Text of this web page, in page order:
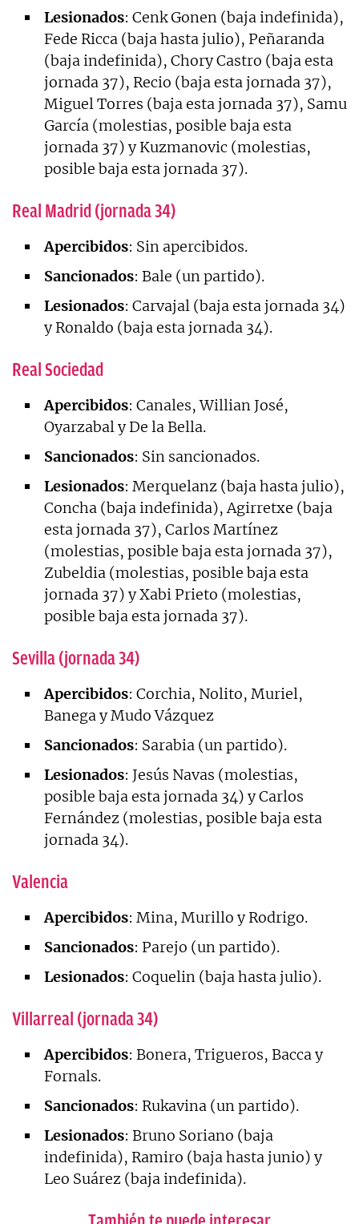
Lesionados: Cenk Gonen (baja indefinida),
Fede Ricca (baja hasta julio), Peñaranda
(baja indefinida), Chory Castro (baja esta
jornada 37), Recio (baja esta jornada 37),
Miguel Torres (baja esta jornada 37), Samu
García (molestias, posible baja esta
jornada 37) y Kuzmanovic (molestias,
posible baja esta jornada 37).
Real Madrid (jornada 34)
Apercibidos: Sin apercibidos.
Sancionados: Bale (un partido).
Lesionados: Carvajal (baja esta jornada 34)
y Ronaldo (baja esta jornada 34).
Real Sociedad
Apercibidos: Canales, Willian José,
Oyarzabal y De la Bella.
Sancionados: Sin sancionados.
Lesionados: Merquelanz (baja hasta julio),
Concha (baja indefinida), Agirretxe (baja
esta jornada 37), Carlos Martínez
(molestias, posible baja esta jornada 37),
Zubeldia (molestias, posible baja esta
jornada 37) y Xabi Prieto (molestias,
posible baja esta jornada 37).
Sevilla (jornada 34)
Apercibidos: Corchia, Nolito, Muriel,
Banega y Mudo Vázquez
Sancionados: Sarabia (un partido).
Lesionados: Jesús Navas (molestias,
posible baja esta jornada 34) y Carlos
Fernández (molestias, posible baja esta
jornada 34).
Valencia
Apercibidos: Mina, Murillo y Rodrigo.
Sancionados: Parejo (un partido).
Lesionados: Coquelin (baja hasta julio).
Villarreal (jornada 34)
Apercibidos: Bonera, Trigueros, Bacca y
Fornals.
Sancionados: Rukavina (un partido).
Lesionados: Bruno Soriano (baja
indefinida), Ramiro (baja hasta junio) y
Leo Suárez (baja indefinida).